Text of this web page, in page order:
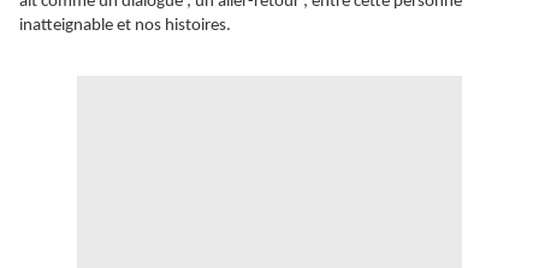
inatteignable et nos histoires.